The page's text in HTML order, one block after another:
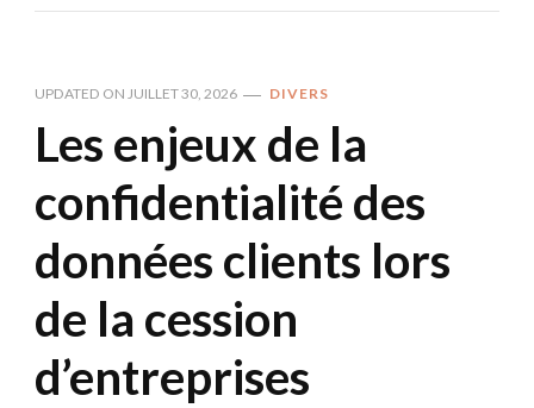
UPDATED ON JUILLET 30, 2026 DIVERS
Les enjeux de la
confidentialité des
données clients lors
de la cession
d’entreprises